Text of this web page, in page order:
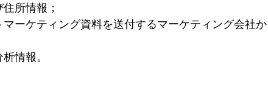
所情報；
ーケティング資料を送付するマーケティング会社
情報。